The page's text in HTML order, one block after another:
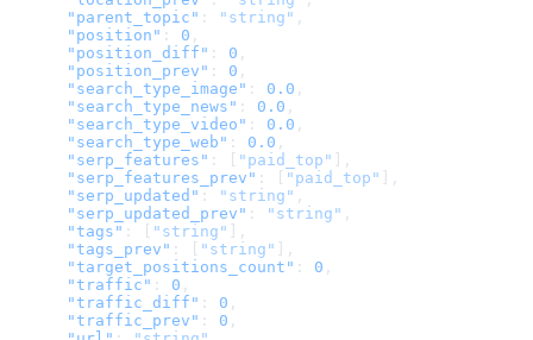
      "parent_topic"
: "string" ,
      "position"
: 0 ,
      "position_diff"
: 0 ,
      "position_prev"
: 0 ,
      "search_type_image"
: 0.0 ,
      "search_type_news"
: 0.0 ,
      "search_type_video"
: 0.0 ,
      "search_type_web"
: 0.0 ,
      "serp_features"
: [ "paid_top"
],
      "serp_features_prev"
: [ "paid_top"
],
      "serp_updated"
: "string" ,
      "serp_updated_prev"
: "string" ,
      "tags"
: [ "string"
],
      "tags_prev"
: [ "string"
],
      "target_positions_count"
: 0 ,
      "traffic"
: 0 ,
      "traffic_diff"
: 0 ,
      "traffic_prev"
: 0 ,